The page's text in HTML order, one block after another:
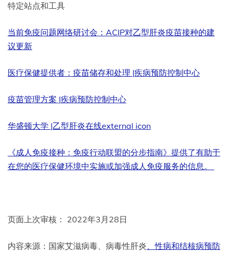
特定站点和工具
当前免疫问题网络研讨会：ACIP对乙型肝炎疫苗接种的建
议更新
医疗保健提供者：疫苗储存和处理 |疾病预防控制中心
疫苗管理方案 |疾病预防控制中心
华盛顿大学 |乙型肝炎在线external icon
《成人免疫接种：免疫行动联盟的分步指南》提供了有助于
在您的医疗保健环境中实施或加强成人免疫服务的信息。
页面上次审核： 2022年3月28日
内容来源：国家艾滋病毒、病毒性肝炎、性病和结核病预防